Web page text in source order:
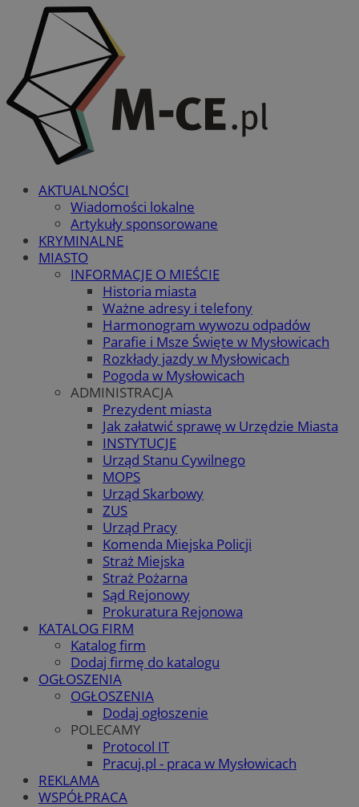
AKTUALNOŚCI
Wiadomości lokalne
Artykuły sponsorowane
KRYMINALNE
MIASTO
INFORMACJE O MIEŚCIE
Historia miasta
Ważne adresy i telefony
Harmonogram wywozu odpadów
Parafie i Msze Święte w Mysłowicach
Rozkłady jazdy w Mysłowicach
Pogoda w Mysłowicach
ADMINISTRACJA
Prezydent miasta
Jak załatwić sprawę w Urzędzie Miasta
INSTYTUCJE
Urząd Stanu Cywilnego
MOPS
Urząd Skarbowy
ZUS
Urząd Pracy
Komenda Miejska Policji
Straż Miejska
Straż Pożarna
Sąd Rejonowy
Prokuratura Rejonowa
KATALOG FIRM
Katalog firm
Dodaj firmę do katalogu
OGŁOSZENIA
OGŁOSZENIA
Dodaj ogłoszenie
POLECAMY
Protocol IT
Pracuj.pl - praca w Mysłowicach
REKLAMA
WSPÓŁPRACA